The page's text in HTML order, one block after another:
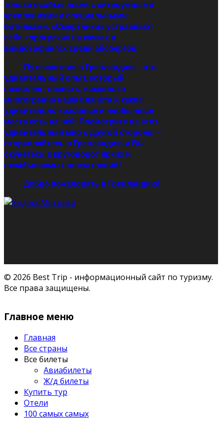
только особые лыжи с хитроумными
креплениями и специальными
ботинками. «Смертники» устраивают
себе «прогулки» на каяках и
виндсёрфингах среди айсбергов.
Путешествие в Гренландию – это
удивительный опыт, который
позволяет познать, насколько
многогранна наша планета и какие
удивительно красивые и необычные
места есть на ней. Посмотрите на этот
удивительный мир с другой стороны –
отправляйтесь в Гренландию и Вы
окунётесь в круговорот ярких и
незабываемых впечатлений!
Добро пожаловать в Гренландию!
© 2026 Best Trip - информационный сайт по туризму.
Все права защищены.
Главное меню
Главная
Все страны
Все билеты
Авиабилеты
Ж/д билеты
Купить тур
Отели
100 самых самых